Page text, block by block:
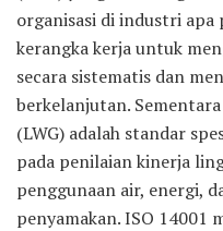
organisasi di industri apa
kerangka kerja untuk
secara sistematis dan
berkelanjutan.
(LWG) adalah standar
pada penilaian kinerja
penggunaan air, energi,
penyamakan. ISO 14001